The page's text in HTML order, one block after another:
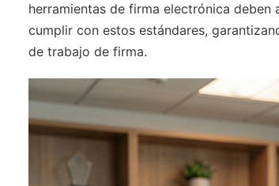
herramientas de firma electrónica
cumplir con estos estándares,
de trabajo de firma.